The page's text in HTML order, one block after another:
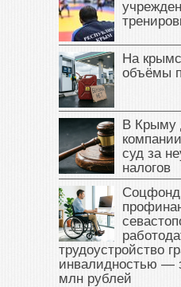
На
объёмы
В Крыму
суд за
налогов
Соцфонд
трудоустройство
инвалидностью —
млн рублей